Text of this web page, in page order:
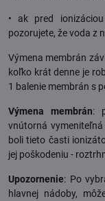
• ak pred
pozorujete, že voda z
Výmena membrán
koľko krát denne je
1 balenie membrán s
Výmena membrán:
vnútorná
boli tieto časti
jej poškodeniu -
Upozornenie: Po
hlavnej nádoby,